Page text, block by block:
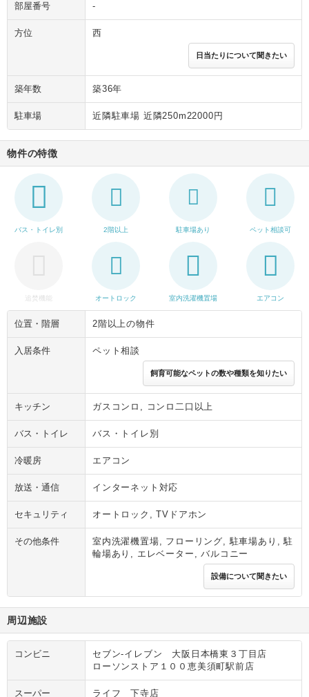
部屋番号 -
方位 西
日当たりについて聞きたい
築年数 築36年
駐車場 近隣駐車場 近隣250m22000円
物件の特徴
バス・トイレ別 2階以上 駐車場あり ペット相談可
追焚機能 オートロック 室内洗濯機置場 エアコン
位置・階層 2階以上の物件
入居条件 ペット相談
飼育可能なペットの数や種類を知りたい
キッチン ガスコンロ, コンロ二口以上
バス・トイレ バス・トイレ別
冷暖房 エアコン
放送・通信 インターネット対応
セキュリティ オートロック, TVドアホン
その他条件
室内洗濯機置場, フローリング, 駐車場あり, 駐
輪場あり, エレベーター, バルコニー
設備について聞きたい
周辺施設
コンビニ
セブン‐イレブン 大阪日本橋東３丁目店
ローソンストア１００恵美須町駅前店
スーパー ライフ 下寺店